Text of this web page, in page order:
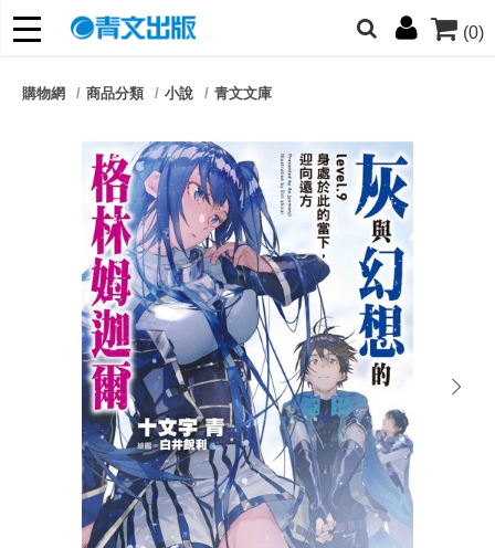
(0)
朋友們，提高警覺！
購物網 商品分類 小說 青文文庫
next